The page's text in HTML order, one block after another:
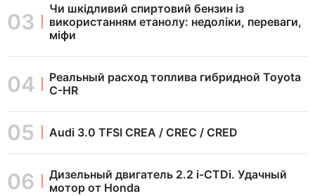
Чи шкідливий спиртовий бензин із
використанням етанолу: недоліки, переваги,
міфи
Реальный расход топлива гибридной Toyota
C-HR
Audi 3.0 TFSI CREA / CREC / CRED
Дизельный двигатель 2.2 i-CTDi. Удачный
мотор от Honda